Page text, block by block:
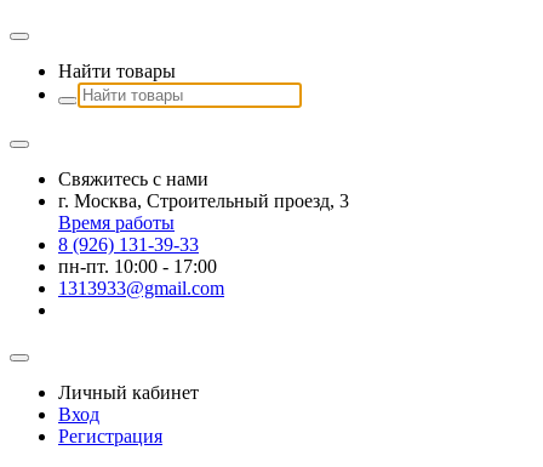
Найти товары
Свяжитесь с нами
г. Москва, Строительный проезд, 3
Время работы
8 (926) 131-39-33
пн-пт. 10:00 - 17:00
1313933@gmail.com
Личный кабинет
Вход
Регистрация